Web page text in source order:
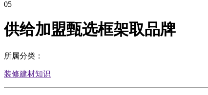
05
供给加盟甄选框架取品牌
所属分类：
装修建材知识